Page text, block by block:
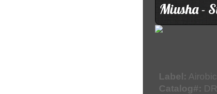
Miusha -
Label:
Catalog#: